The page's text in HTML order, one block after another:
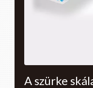
A szürke